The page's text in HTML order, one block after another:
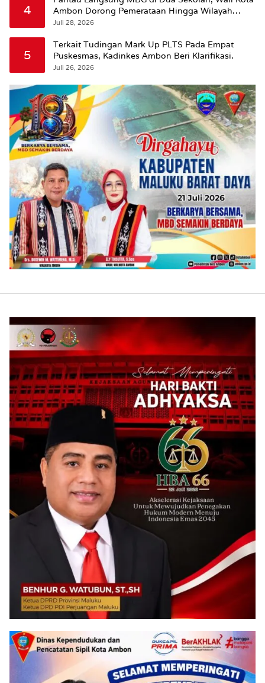
4
Ambon Dorong Pemerataan Hingga Wilayah
Leitimur Selatan
Juli 28, 2026
5
Terkait Tudingan Mark Up PLTS Pada Empat
Puskesmas, Kadinkes Ambon Beri Klarifikasi.
Juli 26, 2026